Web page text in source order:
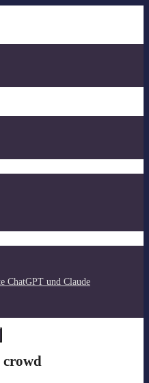
und Theater
ChatGPT und Claude
crowd